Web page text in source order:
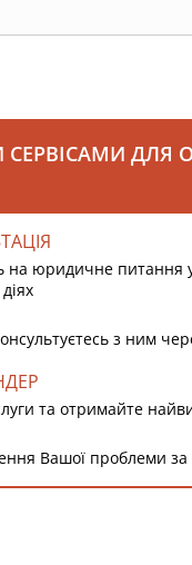
на юридичне
з ним
та отримайте
Вашої проблеми